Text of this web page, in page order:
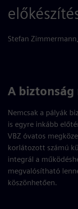
Stefan
A
Nemcsak a pályák
is egyre inkább
VBZ óvatos
korlátozott számú
integrál a
megvalósítható
köszönhetően.